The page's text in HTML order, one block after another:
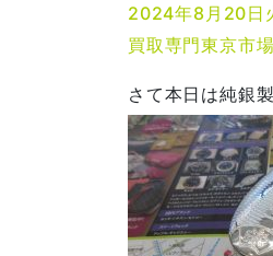
2024年8月20日
買取専門東京市
さて本日は純銀